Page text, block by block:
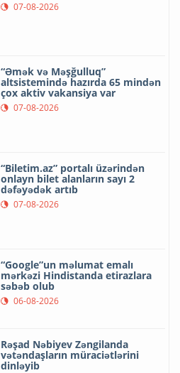
07-08-2026
“Əmək və Məşğulluq”
altsistemində hazırda 65 mindən
çox aktiv vakansiya var
07-08-2026
“Biletim.az” portalı üzərindən
onlayn bilet alanların sayı 2
dəfəyədək artıb
07-08-2026
“Google”un məlumat emalı
mərkəzi Hindistanda etirazlara
səbəb olub
06-08-2026
Rəşad Nəbiyev Zəngilanda
vətəndaşların müraciətlərini
dinləyib